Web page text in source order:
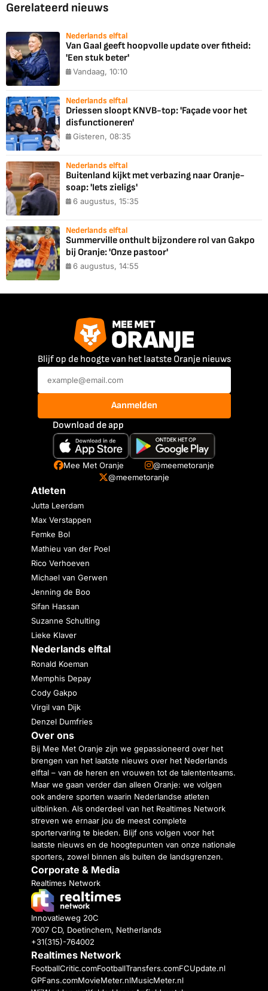
Gerelateerd nieuws
Nederlands elftal
Van Gaal geeft hoopvolle update over fitheid:
'Een stuk beter'
Vandaag, 10:10
Nederlands elftal
Driessen sloopt KNVB-top: 'Façade voor het
disfunctioneren'
Gisteren, 08:35
Nederlands elftal
Buitenland kijkt met verbazing naar Oranje-
soap: 'Iets zieligs'
6 augustus, 15:35
Nederlands elftal
Summerville onthult bijzondere rol van Gakpo
bij Oranje: 'Onze pastoor'
6 augustus, 14:55
Blijf op de hoogte van het laatste Oranje nieuws
Aanmelden
Download de app
Mee Met Oranje
@meemetoranje
@meemetoranje
Atleten
Jutta Leerdam
Max Verstappen
Femke Bol
Mathieu van der Poel
Rico Verhoeven
Michael van Gerwen
Jenning de Boo
Sifan Hassan
Suzanne Schulting
Lieke Klaver
Nederlands elftal
Ronald Koeman
Memphis Depay
Cody Gakpo
Virgil van Dijk
Denzel Dumfries
Over ons
Bij Mee Met Oranje zijn we gepassioneerd over het
brengen van het laatste nieuws over het Nederlands
elftal – van de heren en vrouwen tot de talententeams.
Maar we gaan verder dan alleen Oranje: we volgen
ook andere sporten waarin Nederlandse atleten
uitblinken. Als onderdeel van het Realtimes Network
streven we ernaar jou de meest complete
sportervaring te bieden. Blijf ons volgen voor het
laatste nieuws en de hoogtepunten van onze nationale
sporters, zowel binnen als buiten de landsgrenzen.
Corporate & Media
Realtimes Network
Innovatieweg 20C
7007 CD, Doetinchem, Netherlands
+31(315)-764002
Realtimes Network
FootballCritic.comFootballTransfers.comFCUpdate.nl
GPFans.comMovieMeter.nlMusicMeter.nl